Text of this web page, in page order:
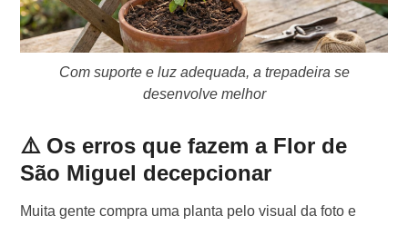
Com suporte e luz adequada, a trepadeira se
desenvolve melhor
⚠️ Os erros que fazem a Flor de
São Miguel decepcionar
Muita gente compra uma planta pelo visual da foto e